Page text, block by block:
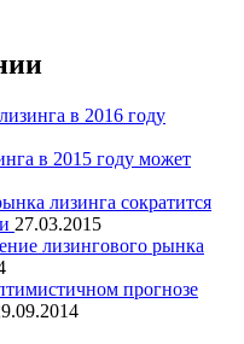
в 2016 году
в 2015 году может
лизинга сократится
27.03.2015
лизингового рынка
прогнозе